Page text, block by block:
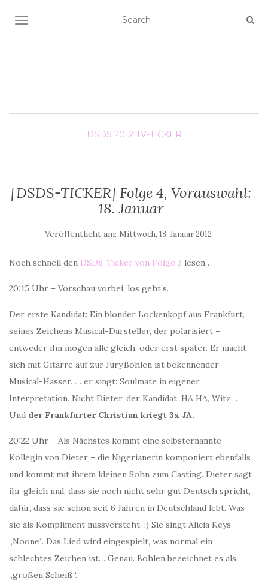
SCHALTE NAVIGATION
DSDS 2012 TV-TICKER
[DSDS-TICKER] Folge 4, Vorauswahl:
18. Januar
Veröffentlicht am: Mittwoch, 18. Januar 2012
Noch schnell den DSDS-Ticker von Folge 3 lesen…
20:15 Uhr – Vorschau vorbei, los geht’s.
Der erste Kandidat: Ein blonder Lockenkopf aus Frankfurt,
seines Zeichens Musical-Darsteller, der polarisiert –
entweder ihn mögen alle gleich, oder erst später. Er macht
sich mit Gitarre auf zur Jury.Bohlen ist bekennender
Musical-Hasser. … er singt: Soulmate in eigener
Interpretation. Nicht Dieter, der Kandidat. HA HA, Witz…
Und der Frankfurter Christian kriegt 3x JA.
20:22 Uhr – Als Nächstes kommt eine selbsternannte
Kollegin von Dieter – die Nigerianerin komponiert ebenfalls
und kommt mit ihrem kleinen Sohn zum Casting. Dieter sagt
ihr gleich mal, dass sie noch nicht sehr gut Deutsch spricht,
dafür, dass sie schon seit 6 Jahren in Deutschland lebt. Was
sie als Kompliment missversteht. ;) Sie singt Alicia Keys –
„Noone“. Das Lied wird eingespielt, was normal ein
schlechtes Zeichen ist… Genau. Bohlen bezeichnet es als
„großen Scheiß“.